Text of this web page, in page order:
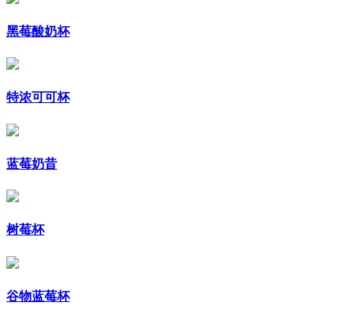
黑莓酸奶杯
特浓可可杯
蓝莓奶昔
树莓杯
谷物蓝莓杯